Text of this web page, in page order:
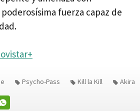
fuerza capaz de
Psycho-Pass Kill la Kill Akira